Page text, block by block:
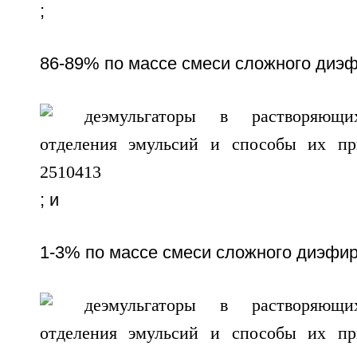
;
86-89% по массе смеси сложного
; и
1-3% по массе смеси сложного